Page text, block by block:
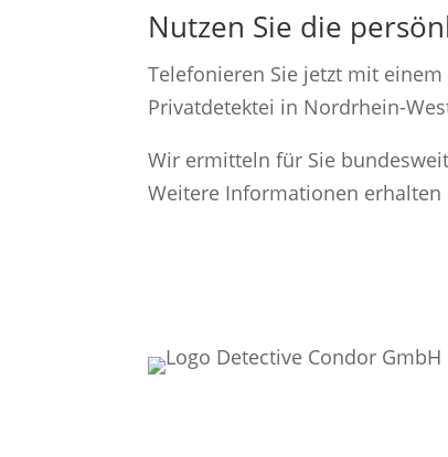
Nutzen Sie die
Telefonieren Sie jetzt mit
Privatdetektei in Nordrhein-
Wir ermitteln für Sie
Weitere Informationen